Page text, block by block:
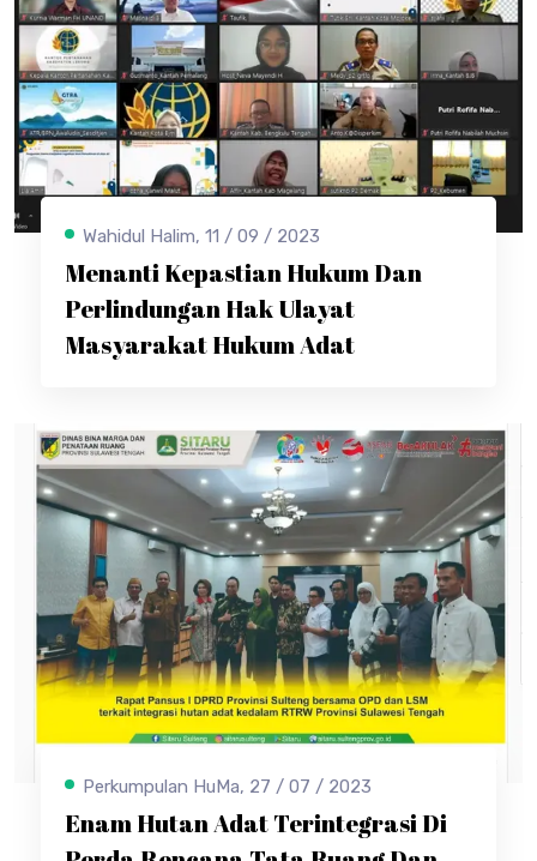
Wahidul Halim, 11 / 09 / 2023
Menanti Kepastian Hukum Dan
Perlindungan Hak Ulayat
Masyarakat Hukum Adat
Perkumpulan HuMa, 27 / 07 / 2023
Enam Hutan Adat Terintegrasi Di